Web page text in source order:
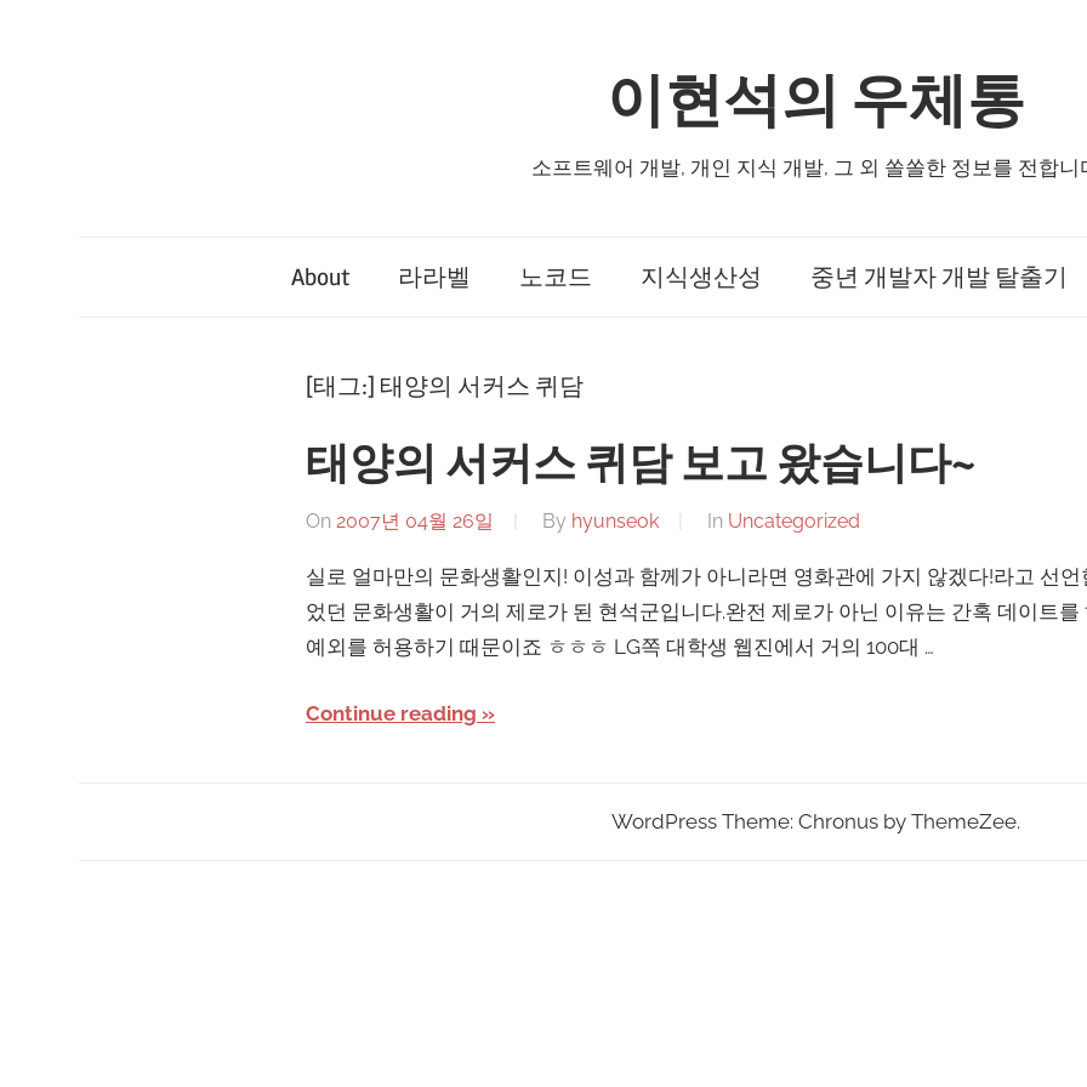
이현석의 우체통
소프트웨어 개발, 개인 지식 개발, 그 외 쏠쏠한 정보를 전합니
About 라라벨 노코드 지식생산성 중년 개발자 개발 탈출기
[태그:] 태양의 서커스 퀴담
태양의 서커스 퀴담 보고 왔습니다~
On 2007년 04월 26일 By hyunseok In Uncategorized
실로 얼마만의 문화생활인지! 이성과 함께가 아니라면 영화관에 가지 않겠다!라고 선
었던 문화생활이 거의 제로가 된 현석군입니다.완전 제로가 아닌 이유는 간혹 데이트를
예외를 허용하기 때문이죠 ㅎㅎㅎ LG쪽 대학생 웹진에서 거의 100대 …
Continue reading
WordPress Theme: Chronus by ThemeZee.